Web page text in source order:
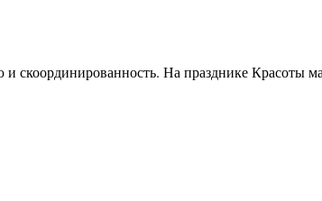
скоординированность. На празднике Красоты